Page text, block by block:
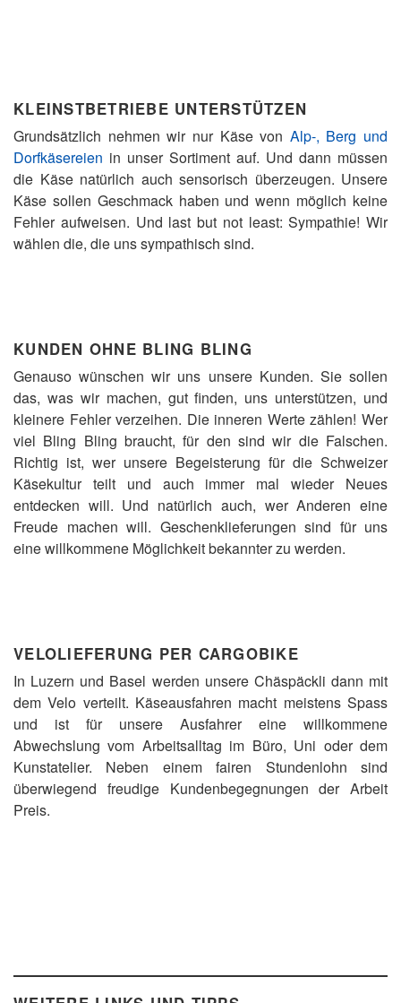
KLEINSTBETRIEBE UNTERSTÜTZEN
Grundsätzlich nehmen wir nur Käse von Alp-, Berg und
Dorfkäsereien in unser Sortiment auf. Und dann müssen
die Käse natürlich auch sensorisch überzeugen. Unsere
Käse sollen Geschmack haben und wenn möglich keine
Fehler aufweisen. Und last but not least: Sympathie! Wir
wählen die, die uns sympathisch sind.
KUNDEN OHNE BLING BLING
Genauso wünschen wir uns unsere Kunden. Sie sollen
das, was wir machen, gut finden, uns unterstützen, und
kleinere Fehler verzeihen. Die inneren Werte zählen! Wer
viel Bling Bling braucht, für den sind wir die Falschen.
Richtig ist, wer unsere Begeisterung für die Schweizer
Käsekultur teilt und auch immer mal wieder Neues
entdecken will. Und natürlich auch, wer Anderen eine
Freude machen will. Geschenklieferungen sind für uns
eine willkommene Möglichkeit bekannter zu werden.
VELOLIEFERUNG PER CARGOBIKE
In Luzern und Basel werden unsere Chäspäckli dann mit
dem Velo verteilt. Käseausfahren macht meistens Spass
und ist für unsere Ausfahrer eine willkommene
Abwechslung vom Arbeitsalltag im Büro, Uni oder dem
Kunstatelier. Neben einem fairen Stundenlohn sind
überwiegend freudige Kundenbegegnungen der Arbeit
Preis.